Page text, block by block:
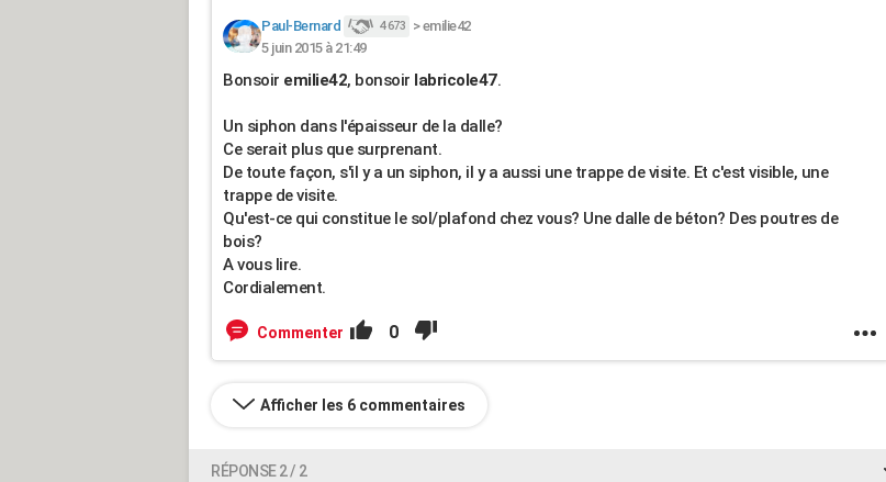
Paul-Bernard 4 673 >emilie42
5 juin 2015 à 21:49
Bonsoir emilie42, bonsoir labricole47.
Un siphon dans l'épaisseur de la dalle?
Ce serait plus que surprenant.
De toute façon, s'il y a un siphon, il y a aussi une trappe de visite. Et c'est visible, une
trappe de visite.
Qu'est-ce qui constitue le sol/plafond chez vous? Une dalle de béton? Des poutres de
bois?
A vous lire.
Cordialement.
Commenter 0
Afficher les 6 commentaires
RÉPONSE 2 / 2